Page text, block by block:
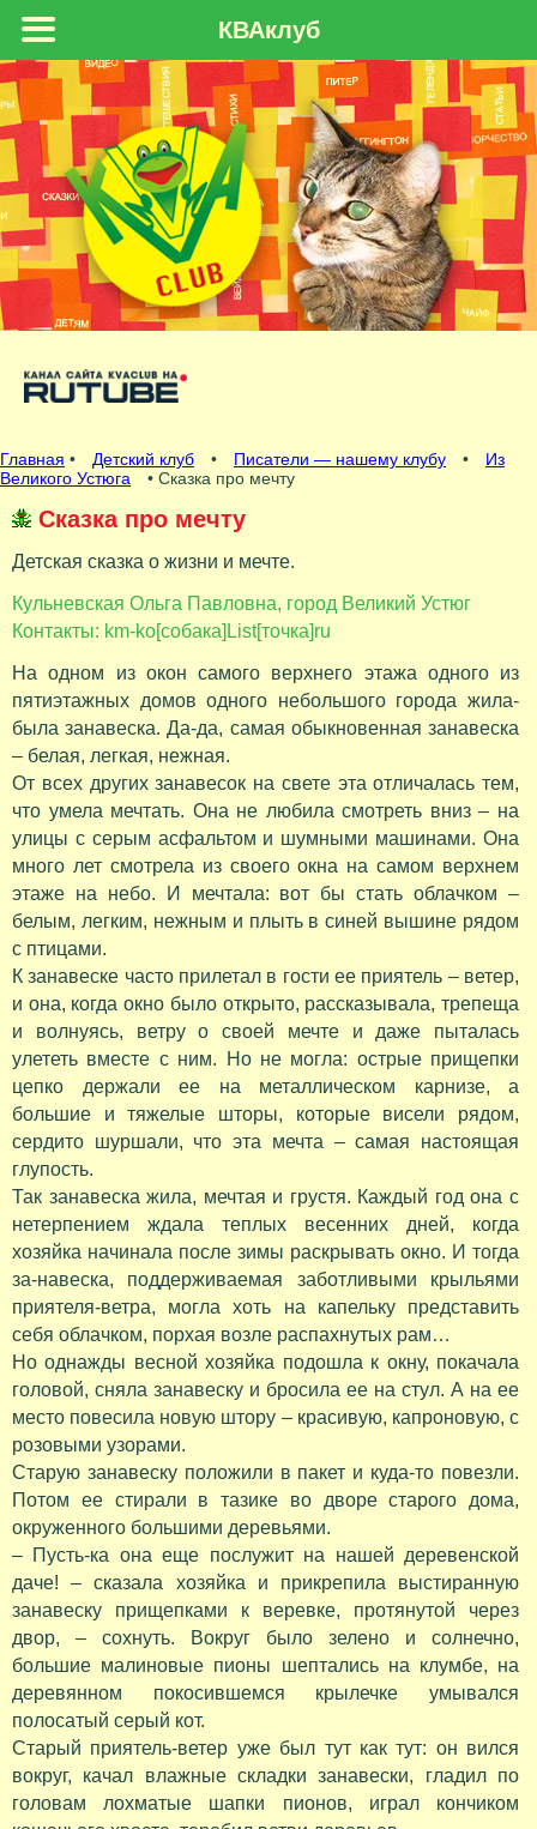
Главная • Детский клуб • Писатели — нашему клубу •
Из
Великого Устюга
• Сказка про мечту
Сказка про мечту
Детская сказка о жизни и мечте.
Кульневская Ольга Павловна, город Великий Устюг
Контакты: km-ko[собака]List[точка]ru
На одном из окон самого верхнего этажа одного из
пятиэтажных домов одного небольшого города жила-
была занавеска. Да-да, самая обыкновенная занавеска
– белая, легкая, нежная.
От всех других занавесок на свете эта отличалась тем,
что умела мечтать. Она не любила смотреть вниз – на
улицы с серым асфальтом и шумными машинами. Она
много лет смотрела из своего окна на самом верхнем
этаже на небо. И мечтала: вот бы стать облачком –
белым, легким, нежным и плыть в синей вышине рядом
с птицами.
К занавеске часто прилетал в гости ее приятель – ветер,
и она, когда окно было открыто, рассказывала, трепеща
и волнуясь, ветру о своей мечте и даже пыталась
улететь вместе с ним. Но не могла: острые прищепки
цепко держали ее на металлическом карнизе, а
большие и тяжелые шторы, которые висели рядом,
сердито шуршали, что эта мечта – самая настоящая
глупость.
Так занавеска жила, мечтая и грустя. Каждый год она с
нетерпением ждала теплых весенних дней, когда
хозяйка начинала после зимы раскрывать окно. И тогда
за-навеска, поддерживаемая заботливыми крыльями
приятеля-ветра, могла хоть на капельку представить
себя облачком, порхая возле распахнутых рам…
Но однажды весной хозяйка подошла к окну, покачала
головой, сняла занавеску и бросила ее на стул. А на ее
место повесила новую штору – красивую, капроновую, с
розовыми узорами.
Старую занавеску положили в пакет и куда-то повезли.
Потом ее стирали в тазике во дворе старого дома,
окруженного большими деревьями.
– Пусть-ка она еще послужит на нашей деревенской
даче! – сказала хозяйка и прикрепила выстиранную
занавеску прищепками к веревке, протянутой через
двор, – сохнуть. Вокруг было зелено и солнечно,
большие малиновые пионы шептались на клумбе, на
деревянном покосившемся крылечке умывался
полосатый серый кот.
Старый приятель-ветер уже был тут как тут: он вился
вокруг, качал влажные складки занавески, гладил по
головам лохматые шапки пионов, играл кончиком
КВАклуб